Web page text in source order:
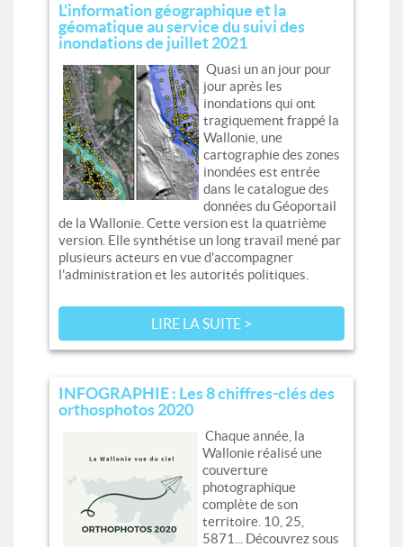
L'information géographique et la
géomatique au service du suivi des
inondations de juillet 2021
Quasi un an jour pour
jour après les
inondations qui ont
tragiquement frappé la
Wallonie, une
cartographie des zones
inondées est entrée
dans le catalogue des
données du Géoportail
de la Wallonie. Cette version est la quatrième
version. Elle synthétise un long travail mené par
plusieurs acteurs en vue d'accompagner
l'administration et les autorités politiques.
LIRE LA SUITE >
INFOGRAPHIE : Les 8 chiffres-clés des
orthosphotos 2020
Chaque année, la
Wallonie réalisé une
couverture
photographique
complète de son
territoire. 10, 25,
5871... Découvrez sous